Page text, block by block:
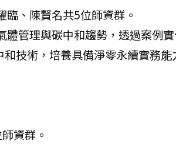
臨、陳賢名共5位師資群。
體管理與碳中和趨勢，透過案例
技術，培養具備淨零永續實務能
資群。